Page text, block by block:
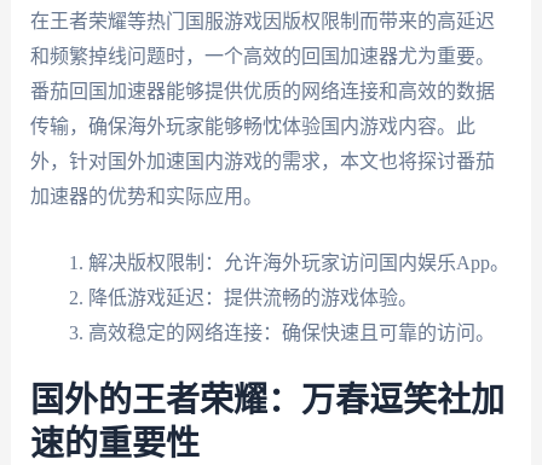
在王者荣耀等热门国服游戏因版权限制而带来的高延迟
和频繁掉线问题时，一个高效的回国加速器尤为重要。
番茄回国加速器能够提供优质的网络连接和高效的数据
传输，确保海外玩家能够畅忱体验国内游戏内容。此
外，针对国外加速国内游戏的需求，本文也将探讨番茄
加速器的优势和实际应用。
解决版权限制：允许海外玩家访问国内娱乐App。
降低游戏延迟：提供流畅的游戏体验。
高效稳定的网络连接：确保快速且可靠的访问。
国外的王者荣耀：万春逗笑社加
速的重要性